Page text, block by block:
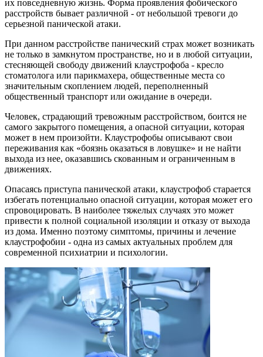
их повседневную жизнь. Форма проявления фобического
расстройств бывает различной - от небольшой тревоги до
серьезной панической атаки.
При данном расстройстве панический страх может возникать
не только в замкнутом пространстве, но и в любой ситуации,
стесняющей свободу движений клаустрофоба - кресло
стоматолога или парикмахера, общественные места со
значительным скоплением людей, переполненный
общественный транспорт или ожидание в очереди.
Человек, страдающий тревожным расстройством, боится не
самого закрытого помещения, а опасной ситуации, которая
может в нем произойти. Клаустрофобы описывают свои
переживания как «боязнь оказаться в ловушке» и не найти
выхода из нее, оказавшись скованным и ограниченным в
движениях.
Опасаясь приступа панической атаки, клаустрофоб старается
избегать потенциально опасной ситуации, которая может его
спровоцировать. В наиболее тяжелых случаях это может
привести к полной социальной изоляции и отказу от выхода
из дома. Именно поэтому симптомы, причины и лечение
клаустрофобии - одна из самых актуальных проблем для
современной психиатрии и психологии.